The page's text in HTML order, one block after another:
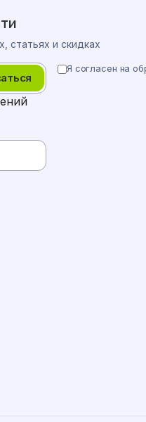
статьях и скидках
Я согласен на